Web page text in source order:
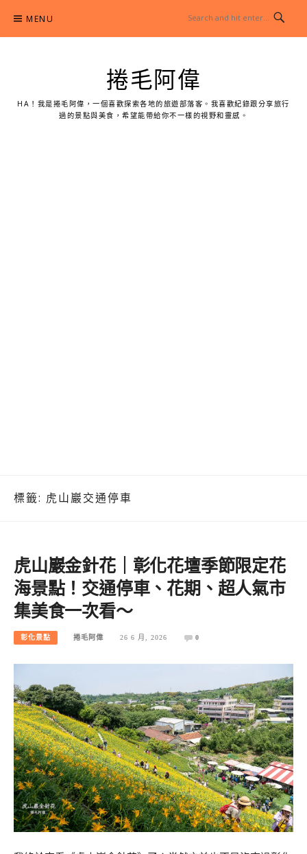
content
MENU
捲毛阿偉
HA！我是捲毛阿偉，一個喜歡探索各地的旅遊部落客。我喜歡紀錄跟分享旅行
過的景點與美食，希望能帶給你不一樣的視野和靈感。
標籤: 虎山巖交通停車
虎山巖金針花｜彰化花壇季節限定花
海景點！交通停車、花期、超人氣市
集美食一次看～
彰化景點 捲毛阿偉 26 6 月, 2026 0